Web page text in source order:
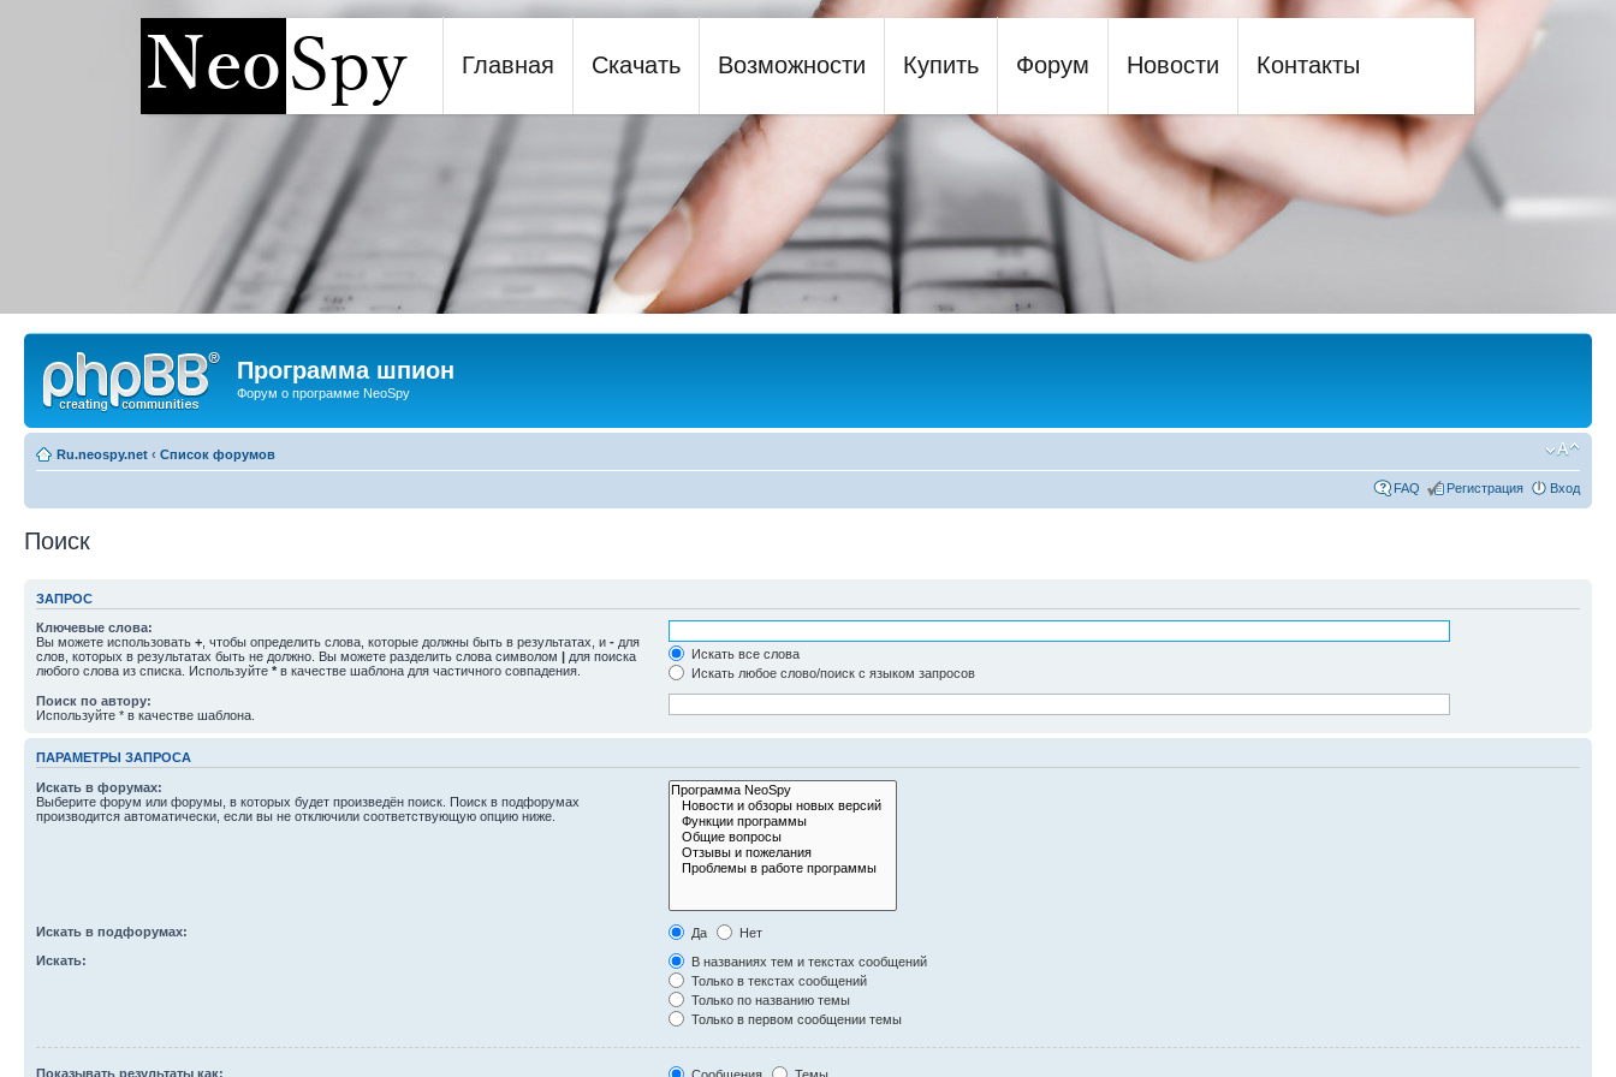
Программа шпион NeoSpy
Главная Скачать Возможности Купить Форум Новости Контакты
Программа шпион
Форум о программе NeoSpy
Ru.neospy.net ‹ Список форумов
FAQ Регистрация Вход
Поиск
ЗАПРОС
Ключевые слова:
Вы можете использовать + , чтобы определить слова, которые должны быть в результатах, и - для
слов, которых в результатах быть не должно. Вы можете разделить слова символом | для поиска
любого слова из списка. Используйте * в качестве шаблона для частичного совпадения.
Искать все слова
Искать любое слово/поиск с языком запросов
Поиск по автору:
Используйте * в качестве шаблона.
ПАРАМЕТРЫ ЗАПРОСА
Искать в форумах:
Выберите форум или форумы, в которых будет произведён поиск. Поиск в подфорумах
производится автоматически, если вы не отключили соответствующую опцию ниже.
Искать в подфорумах: Да
Нет
Искать:
В названиях тем и текстах сообщений
Только в текстах сообщений
Только по названию темы
Только в первом сообщении темы
Показывать результаты как: